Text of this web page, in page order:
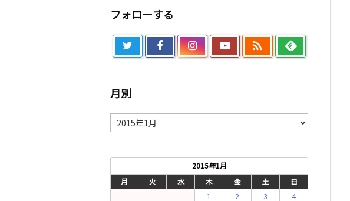
フォローする

月別
月
別
2015年1月
月
火 水 木 金 土
日
1
2 3
4